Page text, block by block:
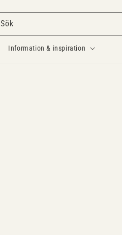
Information & inspiration
Sök